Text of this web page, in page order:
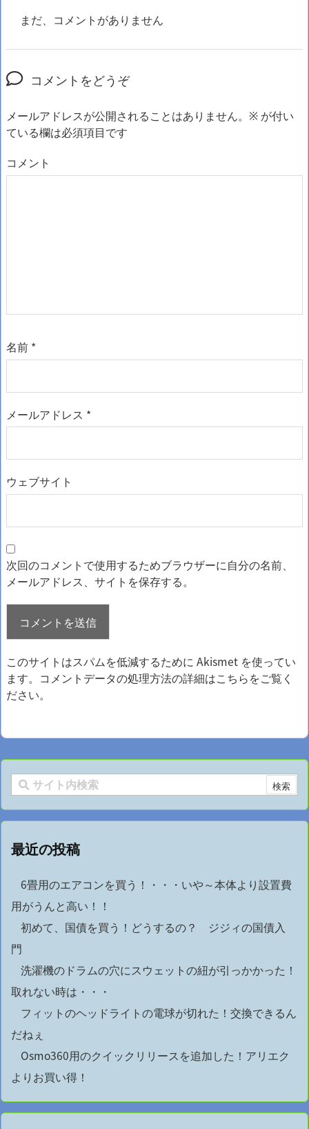
まだ、コメントがありません
コメントをどうぞ
メールアドレスが公開されることはありません。 ※ が付い
ている欄は必須項目です
コメント
名前 *
メールアドレス *
ウェブサイト
次回のコメントで使用するためブラウザーに自分の名前、
メールアドレス、サイトを保存する。
このサイトはスパムを低減するために Akismet を使ってい
ます。 コメントデータの処理方法の詳細はこちらをご覧く
ださい。
最近の投稿
6畳用のエアコンを買う！・・・いや～本体より設置費
用がうんと高い！！
初めて、国債を買う！どうするの？ ジジィの国債入
門
洗濯機のドラムの穴にスウェットの紐が引っかかった！
取れない時は・・・
フィットのヘッドライトの電球が切れた！交換できるん
だねぇ
Osmo360用のクイックリリースを追加した！アリエク
よりお買い得！